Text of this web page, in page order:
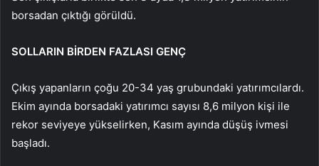
borsadan çıktığı görüldü.
SOLLARIN BİRDEN FAZLASI GENÇ
Çıkış yapanların çoğu 20-34 yaş grubundaki yatırımcılardı.
Ekim ayında borsadaki yatırımcı sayısı 8,6 milyon kişi ile
rekor seviyeye yükselirken, Kasım ayında düşüş ivmesi
başladı.